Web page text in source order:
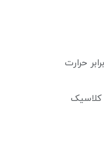
حرارت
کلاسیک